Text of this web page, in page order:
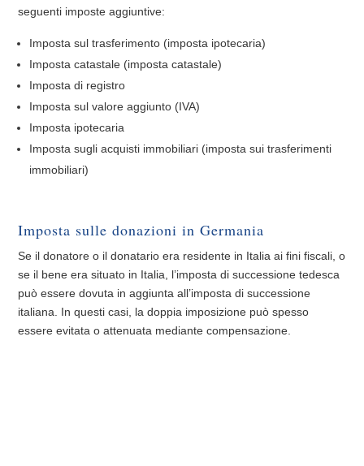
seguenti imposte aggiuntive:
Imposta sul trasferimento (imposta ipotecaria)
Imposta catastale (imposta catastale)
Imposta di registro
Imposta sul valore aggiunto (IVA)
Imposta ipotecaria
Imposta sugli acquisti immobiliari (imposta sui trasferimenti
immobiliari)
Imposta sulle donazioni in Germania
Se il donatore o il donatario era residente in Italia ai fini fiscali, o
se il bene era situato in Italia, l’imposta di successione tedesca
può essere dovuta in aggiunta all’imposta di successione
italiana. In questi casi, la doppia imposizione può spesso
essere evitata o attenuata mediante compensazione.